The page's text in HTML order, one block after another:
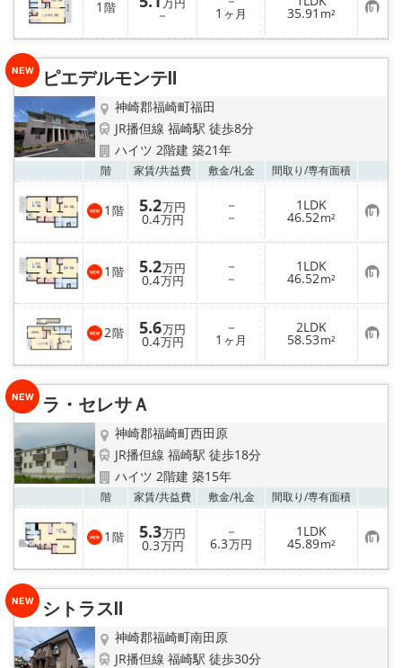
1 階 万円
－ 1 ヶ月 35.91 m² お
気
に
り
ピエデルモンテⅡ
神崎郡福崎町福田
JR播但線 福崎駅 徒歩8分
ハイツ 2階建 築21年
階 家賃/共益費 敷金/礼金 間取り/専有面積
1 階 5.2万円
0.4万円
－
－
1LDK
46.52m² お
気
に
入
り
登
録
1 階 5.2万円
0.4万円
－
－
1LDK
46.52m² お
気
に
入
り
登
録
2階 5.6万円
0.4万円
－
1 ヶ月
2LDK
58.53m² お
気
に
り
ラ・セレサＡ
神崎郡福崎町西田原
JR播但線 福崎駅 徒歩18分
ハイツ 2階建 築15年
階 家賃/共益費 敷金/礼金 間取り/専有面積
1 階 5.3万円
0.3万円
－
6.3万円
1LDK
45.89m² お
気
に
り
シトラスⅡ
神崎郡福崎町南田原
JR播但線 福崎駅 徒歩30分